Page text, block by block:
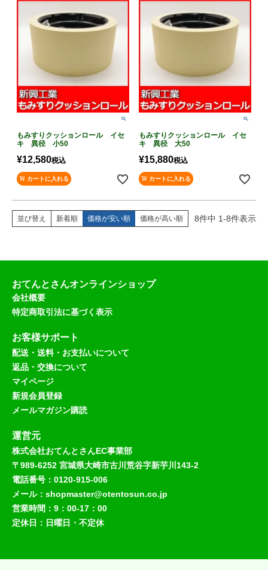
もみすりクッションロール イセ
キ 異径 小50
¥12,580税込
カートに入れる
もみすりクッションロール イセ
キ 異径 大50
¥15,880税込
カートに入れる
並び替え 新着順 価格が安い順 価格が高い順 8件中 1-8件表示
おてんとさんオンラインショップ
会社概要
特定商取引法に基づく表示
お客様サポート
配送・送料・お支払いについて
返品・交換について
マイページ
新規会員登録
メールマガジン購読
運営元
株式会社おてんとさんEC事業部
〒989-6252 宮城県大崎市古川荒谷字新芋川143-2
電話番号：0120-915-006
メール：shopmaster@otentosun.co.jp
営業時間：9：00-17：00
定休日：日曜日・不定休